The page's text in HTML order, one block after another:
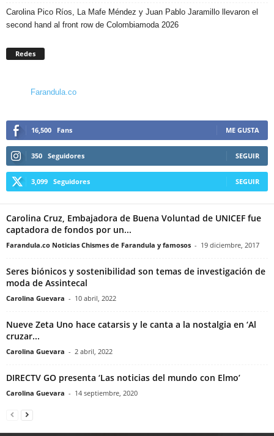
Carolina Pico Ríos, La Mafe Méndez y Juan Pablo Jaramillo llevaron el
second hand al front row de Colombiamoda 2026
Redes
Farandula.co
16,500 Fans ME GUSTA
350 Seguidores SEGUIR
3,099 Seguidores SEGUIR
Carolina Cruz, Embajadora de Buena Voluntad de UNICEF fue
captadora de fondos por un...
Farandula.co Noticias Chismes de Farandula y famosos - 19 diciembre, 2017
Seres biónicos y sostenibilidad son temas de investigación de
moda de Assintecal
Carolina Guevara - 10 abril, 2022
Nueve Zeta Uno hace catarsis y le canta a la nostalgia en ‘Al
cruzar...
Carolina Guevara - 2 abril, 2022
DIRECTV GO presenta ‘Las noticias del mundo con Elmo’
Carolina Guevara - 14 septiembre, 2020